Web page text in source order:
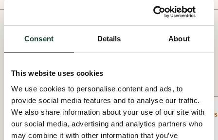
Consent Details About
This website uses cookies
We use cookies to personalise content and ads, to
provide social media features and to analyse our traffic.
We also share information about your use of our site with
our social media, advertising and analytics partners who
may combine it with other information that you’ve
PAST PROJECTS
Events Awareness